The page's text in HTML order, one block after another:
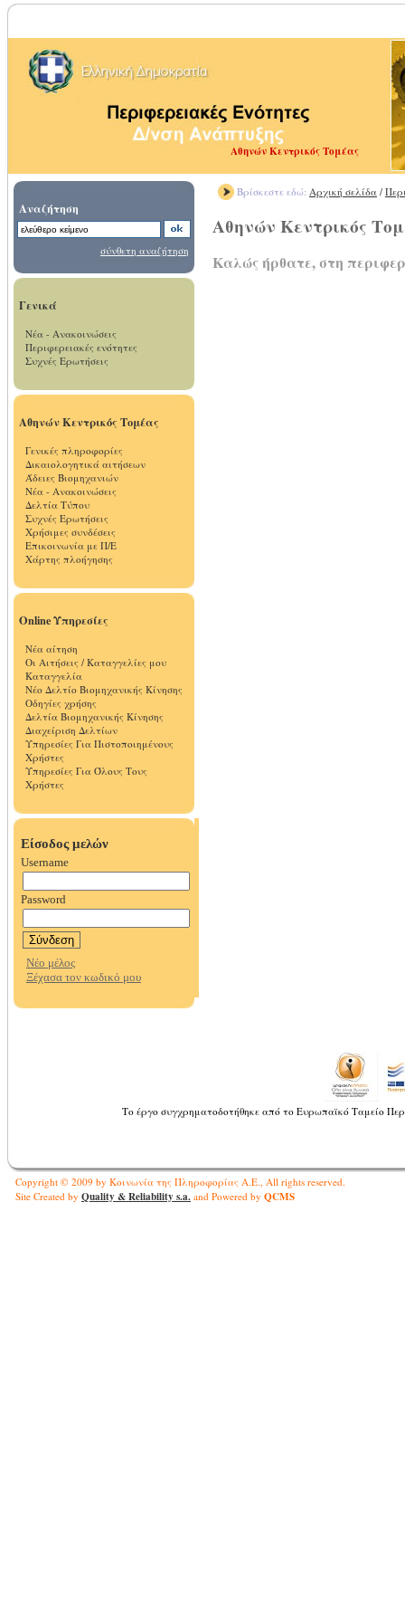
Αθηνών Κεντρικός Τομέας
Αναζήτηση
σύνθετη αναζήτηση
Γενικά
Νέα - Ανακοινώσεις
Περιφερειακές ενότητες
Συχνές Ερωτήσεις
Αθηνών Κεντρικός Τομέας
Γενικές πληροφορίες
Δικαιολογητικά αιτήσεων
Άδειες Βιομηχανιών
Νέα - Ανακοινώσεις
Δελτία Τύπου
Συχνές Ερωτήσεις
Χρήσιμες συνδέσεις
Επικοινωνία με Π/Ε
Χάρτης πλοήγησης
Online Υπηρεσίες
Νέα αίτηση
Οι Αιτήσεις / Καταγγελίες μου
Καταγγελία
Νέο Δελτίο Βιομηχανικής Κίνησης
Οδηγίες χρήσης
Δελτία Βιομηχανικής Κίνησης
Διαχείριση Δελτίων
Υπηρεσίες Για Πιστοποιημένους
Χρήστες
Υπηρεσίες Για Όλους Τους
Χρήστες
Βρίσκεστε εδώ: Αρχική σελίδα /
Αθηνών Κεντρικός
Καλώς ήρθατε, στη
Το έργο συγχρηματοδοτήθηκε από το Ευρωπαϊκό Ταμείο
Copyright © 2009 by Κοινωνία της Πληροφορίας Α.Ε., All rights reserved.
Site Created by Quality & Reliability s.a. and Powered by QCMS